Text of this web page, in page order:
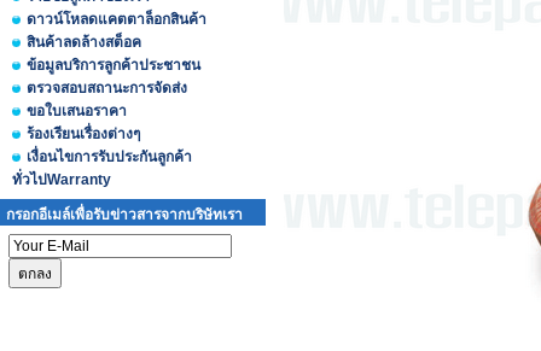
ดาวน์โหลดแคตตาล็อกสินค้า
สินค้าลดล้างสต็อค
ข้อมูลบริการลูกค้าประชาชน
ตรวจสอบสถานะการจัดส่ง
ขอใบเสนอราคา
ร้องเรียนเรื่องต่างๆ
เงื่อนไขการรับประกันลูกค้า
ทั่วไปWarranty
กรอกอีเมล์เพื่อรับข่าวสารจากบริษัทเรา